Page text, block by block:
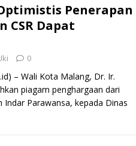
Penerapan
CSR Dapat
0
– Wali Kota Malang, Dr. Ir.
piagam penghargaan dari
Parawansa, kepada Dinas